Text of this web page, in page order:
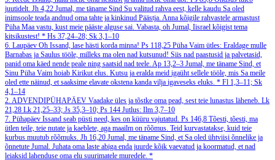
juutidelt. Jh 4,22 Jumal, me täname Sind Su valitud rahva eest, kelle kaudu Sa oled
inimsoole teada andnud oma tahte ja kinkinud Päästja. Anna kõigile rahvastele armastust
Püha Maa vastu, kust meie pääste alguse sai. Vabasta, oh Jumal, Iisrael kõigist tema
kitsikustest! * Hs 37,24–28; Sk 3,1–10
6. Laupäev Oh Issand, lase hästi korda minna! Ps 118,25 Püha Vaim ütles: Eraldage mulle
Barnabas ja Saulus tööle, milleks ma olen nad kutsunud! Siis nad paastusid ja palvetasid,
panid oma käed nende peale ning saatsid nad teele. Ap 13,2–3 Jumal, me täname Sind, et
Sinu Püha Vaim hoiab Kirikut elus. Kutsu ja eralda meid igaüht sellele tööle, mis Sa meile
oled ette näinud, et saaksime elavate okstena kanda vilja igaveseks eluks. * Fl 1,3–11; Sk
4,1–14
2. ADVENDIPÜHAPÄEV Vaadake üles ja tõstke oma pead, sest teie lunastus läheneb. Lk
21,28 Lk 21,25–33; Js 35,3–10; Ps 144 Jutlus: Ilm 3,7–10
7. Pühapäev Issand seab püsti need, kes on küüru vajutatud. Ps 146,8 Tõesti, tõesti, ma
ütlen teile, teie nutate ja kaeblete, aga maailm on rõõmus. Teid kurvastatakse, kuid teie
kurbus muutub rõõmuks. Jh 16,20 Jumal, me täname Sind, et Sa oled ühtviisi õnnelike ja
õnnetute Jumal. Juhata oma laste abiga enda juurde kõik vaevatud ja koormatud, et nad
leiaksid lahenduse oma elu suurimatele muredele. *